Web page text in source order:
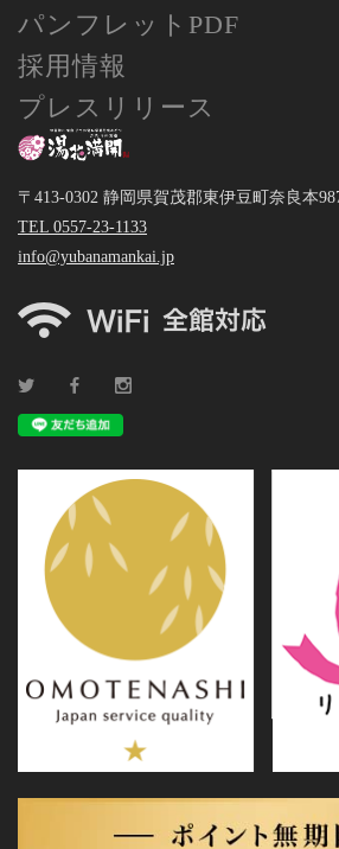
パンフレットPDF
採用情報
プレスリリース
〒413-0302 静岡県賀茂郡東伊豆町奈良本
TEL 0557-23-1133
info@yubanamankai.jp